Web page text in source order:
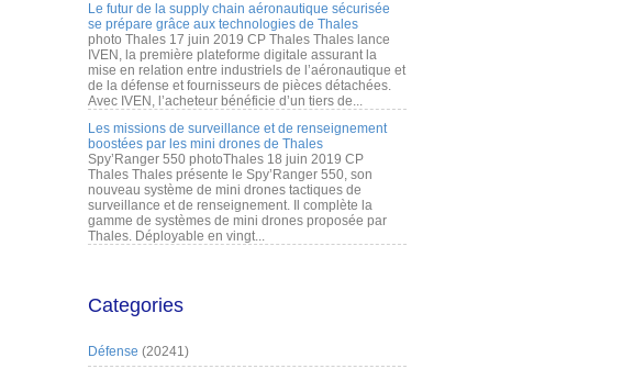
Le futur de la supply chain aéronautique sécurisée
se prépare grâce aux technologies de Thales
photo Thales 17 juin 2019 CP Thales Thales lance
IVEN, la première plateforme digitale assurant la
mise en relation entre industriels de l’aéronautique et
de la défense et fournisseurs de pièces détachées.
Avec IVEN, l’acheteur bénéficie d’un tiers de...
Les missions de surveillance et de renseignement
boostées par les mini drones de Thales
Spy’Ranger 550 photoThales 18 juin 2019 CP
Thales Thales présente le Spy’Ranger 550, son
nouveau système de mini drones tactiques de
surveillance et de renseignement. Il complète la
gamme de systèmes de mini drones proposée par
Thales. Déployable en vingt...
Categories
Défense (20241)